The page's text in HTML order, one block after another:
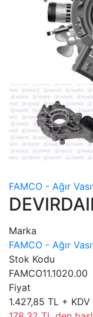
FAMCO - Ağır
Marka
FAMCO - Ağır
Stok Kodu
FAMCO11.1020.00
Fiyat
1.427,85 TL + KDV